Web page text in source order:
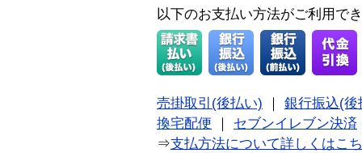
以下のお支払い方法がご利用で
売掛取引(後払い)
銀行振込(後
換宅配便
セブンイレブン決済
⇒支払方法について詳しくはこ